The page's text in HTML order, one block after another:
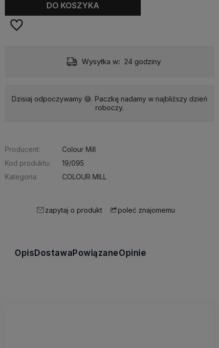
DO KOSZYKA
Dostawa: od 9,90 zł - InPost Paczkomat 24/7
Dzisiaj odpoczywamy 😅. Paczkę nadamy w najbliższy dzień
roboczy.
Producent:
Colour Mill
Kod produktu:
19/095
Kategoria:
COLOUR MILL
zapytaj o produkt poleć znajomemu
OpisDostawaPowiązaneOpinie